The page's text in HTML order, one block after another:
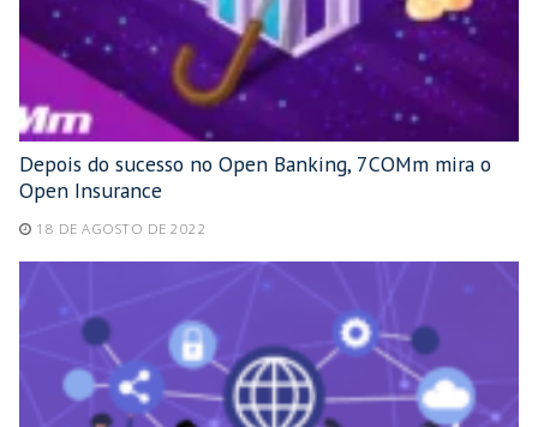
Depois do sucesso no Open Banking, 7COMm mira o
Open Insurance
18 DE AGOSTO DE 2022